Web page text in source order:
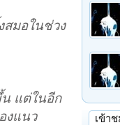
สมอในช่วง
น แต่ในอีก
งแนว
เข้า